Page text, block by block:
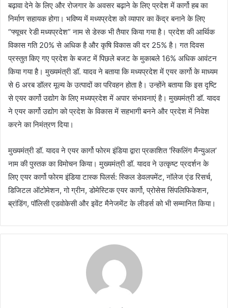
बढ़ावा देने के लिए और रोजगार के अवसर बढ़ाने के लिए प्रदेश में कार्गो हब का
निर्माण सहायक होगा। भविष्य में मध्यप्रदेश को व्यापार का केंद्र बनाने के लिए
“फ्यूचर रेडी मध्यप्रदेश” नाम से डेस्क भी तैयार किया गया है। प्रदेश की आर्थिक
विकास गति 20% से अधिक है और कृषि विकास की दर 25% है। गत दिवस
प्रस्तुत किए गए प्रदेश के बजट में पिछले बजट के मुकाबले 16% अधिक आवंटन
किया गया है। मुख्यमंत्री डॉ. यादव ने बताया कि मध्यप्रदेश में एयर कार्गो के माध्यम
से 6 अरब डॉलर मूल्य के उत्पादों का परिवहन होता है। उन्होंने बताया कि इस दृष्टि
से एयर कार्गो उद्योग के लिए मध्यप्रदेश में अपार संभावनाएं है। मुख्यमंत्री डॉ. यादव
ने एयर कार्गो उद्योग को प्रदेश के विकास में सहभागी बनने और प्रदेश में निवेश
करने का निमंत्रण दिया।
मुख्यमंत्री डॉ. यादव ने एयर कार्गो फोरम इंडिया द्वारा प्रकाशित ‘स्किलिंग मैन्युअल’
नाम की पुस्तक का विमोचन किया। मुख्यमंत्री डॉ. यादव ने उत्कृष्ट प्रदर्शन के
लिए एयर कार्गो फोरम इंडिया टास्क पिलर्स: स्किल डेवलपमेंट, नॉलेज एंड रिसर्च,
डिजिटल ऑटोमेशन, गो ग्रीन, डोमेस्टिक एयर कार्गो, प्रोसेस सिंपलिफिकेशन,
ब्रांडिंग, पॉलिसी एडवोकेसी और इवेंट मैनेजमेंट के लीडर्स को भी सम्मानित किया।